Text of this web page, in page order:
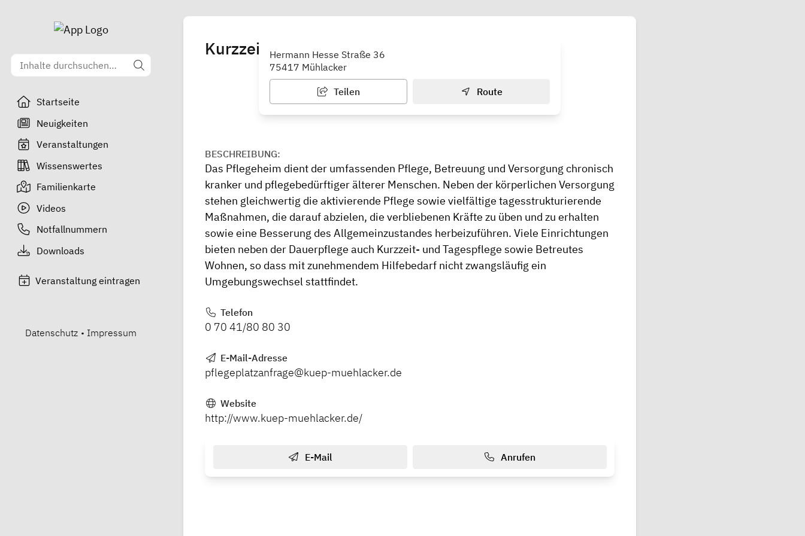
Startseite
Neuigkeiten
Veranstaltungen
Wissenswertes
Familienkarte
Videos
Notfallnummern
Downloads
Veranstaltung eintragen
Datenschutz • Impressum
Kurzzeit- und Übergangspflegeheim
Hermann Hesse Straße 36
75417 Mühlacker
Teilen Route
BESCHREIBUNG:
Das Pflegeheim dient der umfassenden Pflege, Betreuung und Versorgung chronisch
kranker und pflegebedürftiger älterer Menschen. Neben der körperlichen Versorgung
stehen gleichwertig die aktivierende Pflege sowie vielfältige tagesstrukturierende
Maßnahmen, die darauf abzielen, die verbliebenen Kräfte zu üben und zu erhalten
sowie eine Besserung des Allgemeinzustandes herbeizuführen. Viele Einrichtungen
bieten neben der Dauerpflege auch Kurzzeit- und Tagespflege sowie Betreutes
Wohnen, so dass mit zunehmendem Hilfebedarf nicht zwangsläufig ein
Umgebungswechsel stattfindet.
Telefon
0 70 41/80 80 30
E-Mail-Adresse
pflegeplatzanfrage@kuep-muehlacker.de
Website
http://www.kuep-muehlacker.de/
E-Mail Anrufen